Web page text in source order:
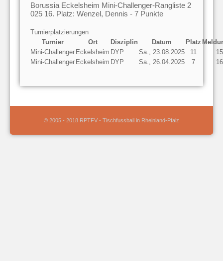
Borussia Eckelsheim Mini-Challenger-Rangliste 2
025 16. Platz: Wenzel, Dennis - 7 Punkte
Turnierplatzierungen
Turnier
Ort Disziplin Datum Platz
Mini-Challenger Eckelsheim DYP Sa., 23.08.2025 11
15
Mini-Challenger Eckelsheim DYP Sa., 26.04.2025 7 16
© 2005 - 2018 RPTFV - Tischfussball in Rheinland-Pfalz